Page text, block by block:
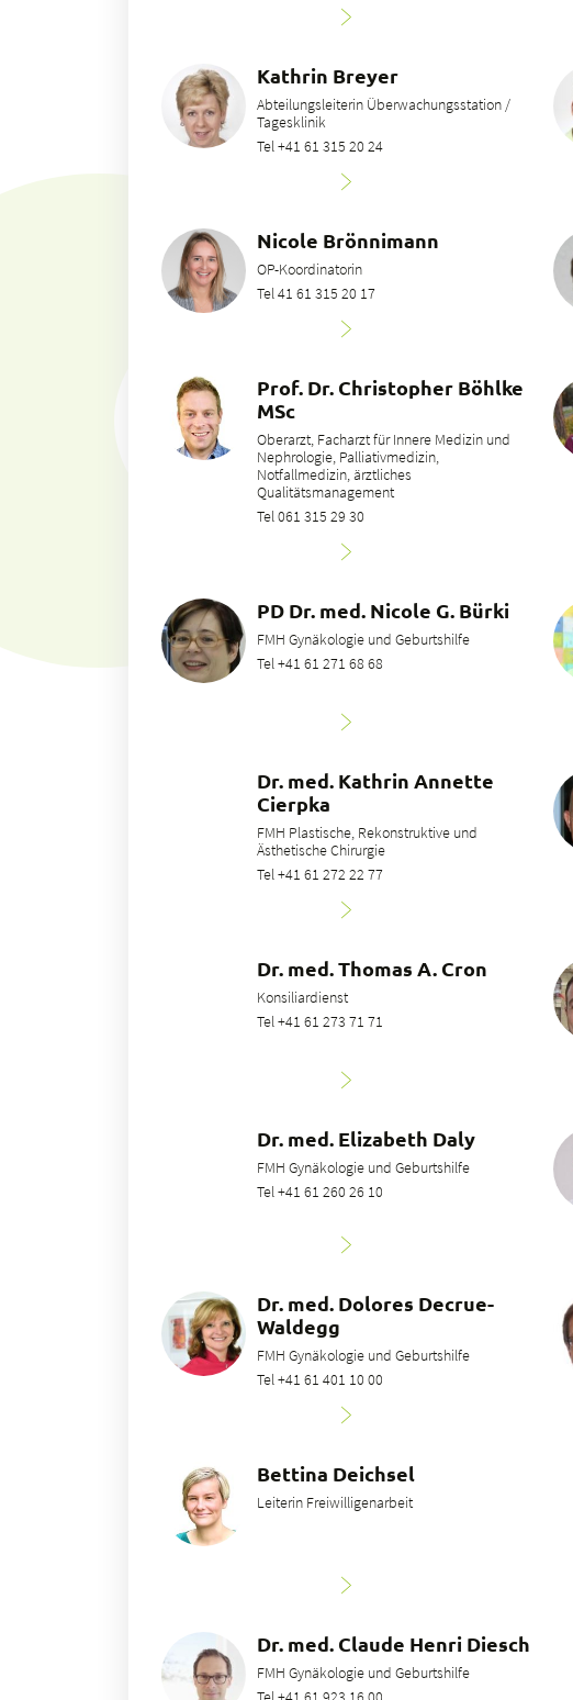
Kathrin Breyer
Abteilungsleiterin Überwachungsstation /
Tagesklinik
Tel +41 61 315 20 24
Nicole Brönnimann
OP-Koordinatorin
Tel 41 61 315 20 17
Prof. Dr. Christopher Böhlke
MSc
Oberarzt, Facharzt für Innere Medizin und
Nephrologie, Palliativmedizin,
Notfallmedizin, ärztliches
Qualitätsmanagement
Tel 061 315 29 30
PD Dr. med. Nicole G. Bürki
FMH Gynäkologie und Geburtshilfe
Tel +41 61 271 68 68
Dr. med. Kathrin Annette
Cierpka
FMH Plastische, Rekonstruktive und
Ästhetische Chirurgie
Tel +41 61 272 22 77
Dr. med. Thomas A. Cron
Konsiliardienst
Tel +41 61 273 71 71
Dr. med. Elizabeth Daly
FMH Gynäkologie und Geburtshilfe
Tel +41 61 260 26 10
Dr. med. Dolores Decrue-
Waldegg
FMH Gynäkologie und Geburtshilfe
Tel +41 61 401 10 00
Bettina Deichsel
Leiterin Freiwilligenarbeit
Dr. med. Claude Henri Diesch
FMH Gynäkologie und Geburtshilfe